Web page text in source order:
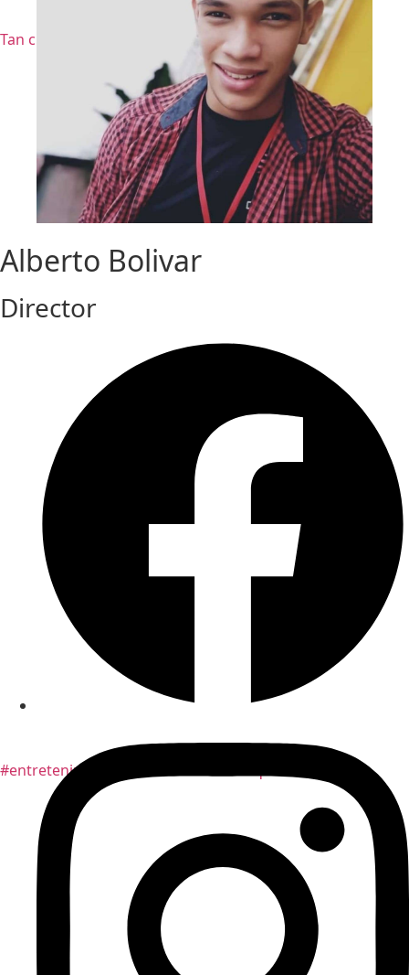
Tan chiquito y ya no las entiende... . . .
#entretenimiento el cantante barranquillero @chate
Alberto Bolivar
Director